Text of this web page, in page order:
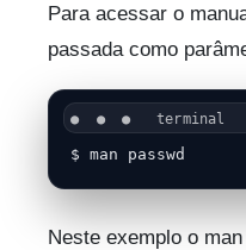
Para acessar o
passada como
$ man passwd
Neste exemplo o